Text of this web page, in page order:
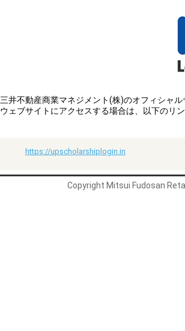
三井不動産商業マネジメント(株)のオフィシャ
ウェブサイトにアクセスする場合は、以下のリ
https://upscholarshiplogin.in
Copyright Mitsui Fudosan